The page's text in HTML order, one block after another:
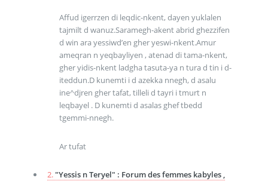
Affud igerrzen di leqdic-nkent, dayen yuklalen
tajmilt d wanuz.Saramegh-akent abrid ghezzifen
d win ara yessiwd’en gher yeswi-nkent.Amur
ameqran n yeqbayliyen , atenad di tama-nkent,
gher yidis-nkent ladgha tasuta-ya n tura d tin i d-
iteddun.D kunemti i d azekka nnegh, d asalu
ine^djren gher tafat, tilleli d tayri i tmurt n
leqbayel . D kunemti d asalas ghef tbedd
tgemmi-nnegh.
Ar tufat
2. "Yessis n Teryel" : Forum des femmes kabyles ,